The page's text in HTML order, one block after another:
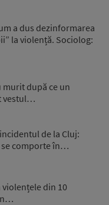
a dus dezinformarea
la violență. Sociolog:
murit după ce un
vestul…
de la Cluj:
se comporte în…
din 10